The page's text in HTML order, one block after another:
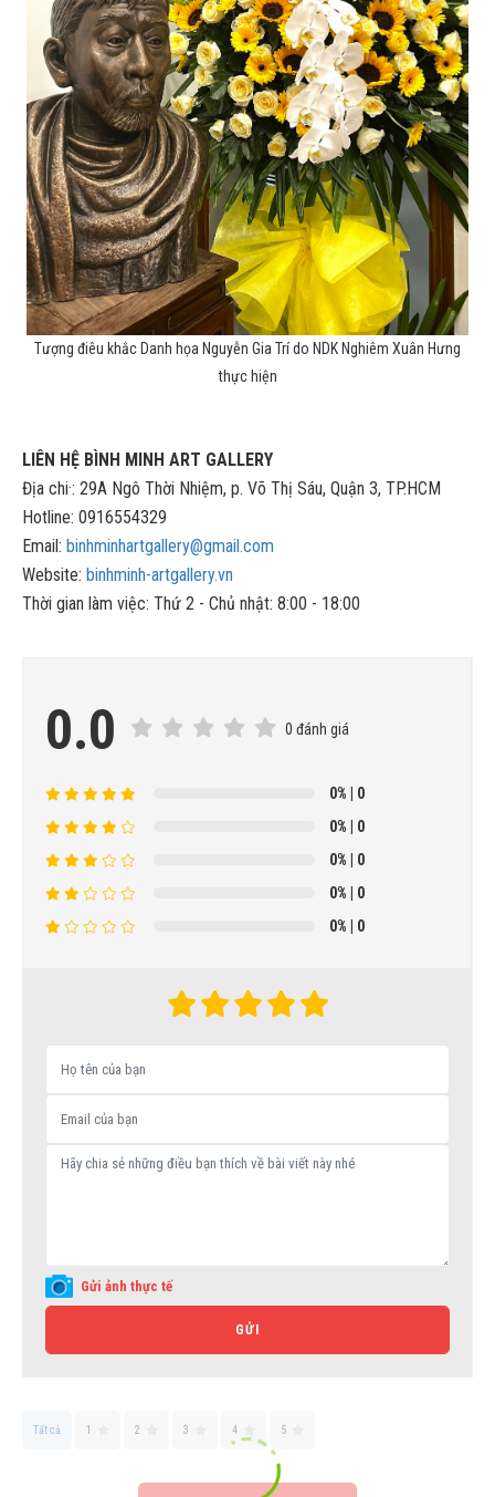
Tượng điêu khắc Danh họa Nguyễn Gia Trí do NDK Nghiêm Xuân Hưng
thực hiện
LIÊN HỆ BÌNH MINH ART GALLERY
Địa chi·: 29A Ngô Thời Nhiệm, p. Võ Thị Sáu, Quận 3, TP.HCM
Hotline: 0916554329
Email: binhminhartgallery@gmail.com
Website: binhminh-artgallery.vn
Thời gian làm việc: Thứ 2 - Chủ nhật: 8:00 - 18:00
0.0 0 đánh giá
0% | 0
0% | 0
0% | 0
0% | 0
0% | 0
Gửi ảnh thực tế
GỬI
Tất cả 1 2 3 4 5